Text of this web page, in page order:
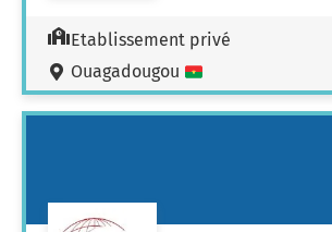
Etablissement privé
Ouagadougou